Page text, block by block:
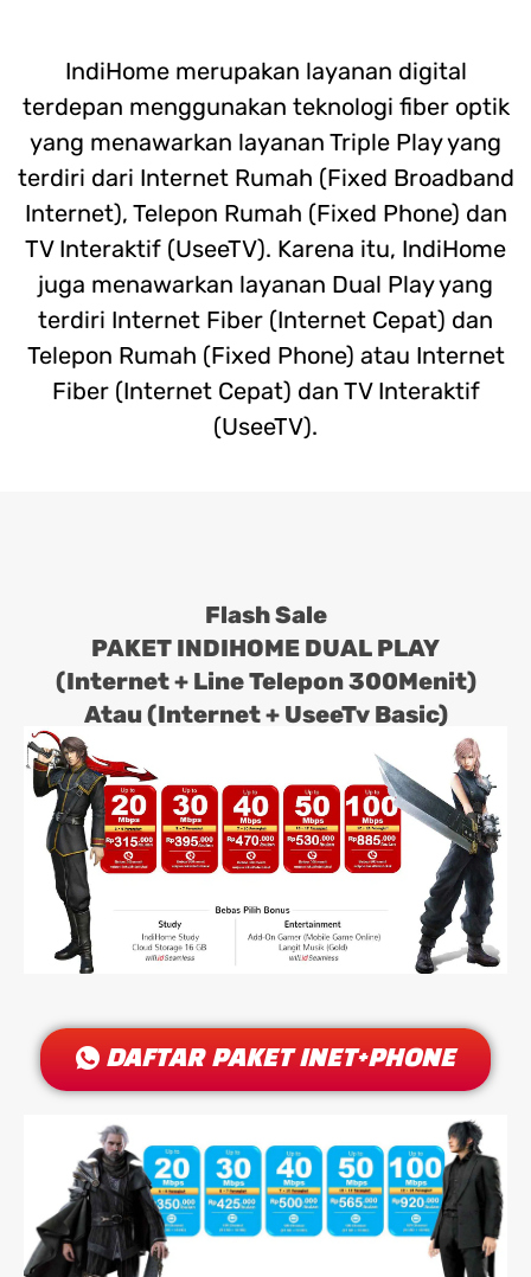
IndiHome merupakan layanan digital
terdepan menggunakan teknologi fiber optik
yang menawarkan layanan Triple Play yang
terdiri dari Internet Rumah (Fixed Broadband
Internet), Telepon Rumah (Fixed Phone) dan
TV Interaktif (UseeTV). Karena itu, IndiHome
juga menawarkan layanan Dual Play yang
terdiri Internet Fiber (Internet Cepat) dan
Telepon Rumah (Fixed Phone) atau Internet
Fiber (Internet Cepat) dan TV Interaktif
(UseeTV).
Flash Sale
PAKET INDIHOME DUAL PLAY
(Internet + Line Telepon 300Menit)
Atau (Internet + UseeTv Basic)
DAFTAR PAKET INET+PHONE